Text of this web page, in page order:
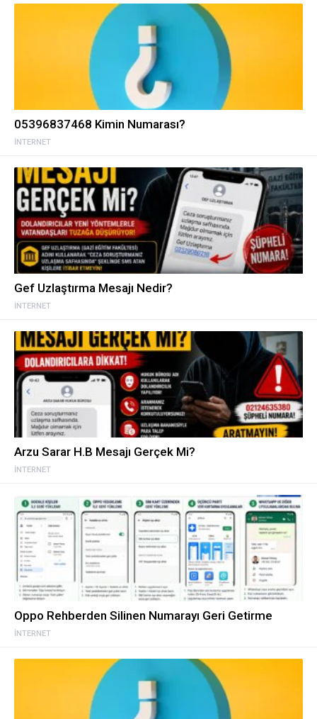
İNTERNET
05396837468 Kimin Numarası?
İNTERNET
Gef Uzlaştırma Mesajı Nedir?
İNTERNET
Arzu Sarar H.B Mesajı Gerçek Mi?
İNTERNET
Oppo Rehberden Silinen Numarayı Geri Getirme